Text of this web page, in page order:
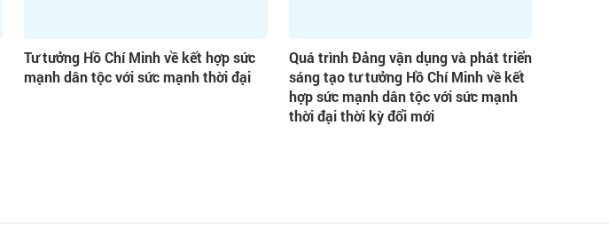
Tư tưởng Hồ Chí Minh về kết hợp sức
mạnh dân tộc với sức mạnh thời đại
Quá trình Đảng vận dụng và phát triển
sáng tạo tư tưởng Hồ Chí Minh về kết
hợp sức mạnh dân tộc với sức mạnh
thời đại thời kỳ đổi mới